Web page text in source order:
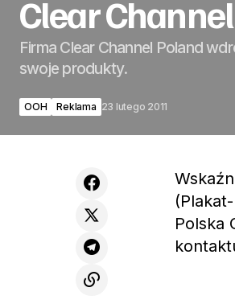
Clear
Firma Clear Channel Poland
swoje produkty.
OOH Reklama 23 lutego 2011
Polska